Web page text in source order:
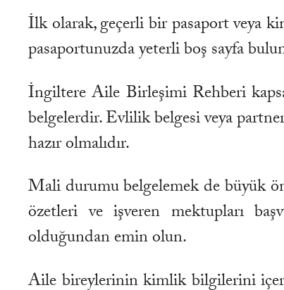
İlk olarak, geçerli bir pasaport veya
pasaportunuzda yeterli boş sayfa
İngiltere Aile Birleşimi Rehberi
belgelerdir. Evlilik belgesi veya
hazır olmalıdır.
Mali durumu belgelemek de büyük
özetleri ve işveren mektupları
olduğundan emin olun.
Aile bireylerinin kimlik bilgilerini